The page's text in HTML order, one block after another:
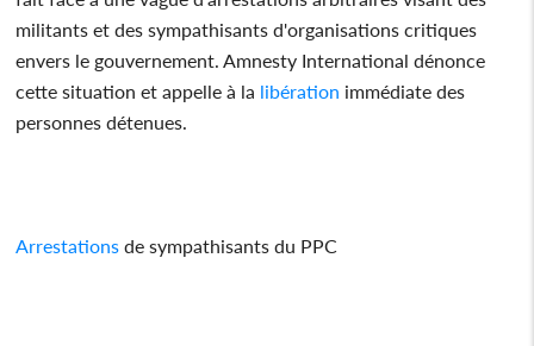
militants et des sympathisants d'organisations critiques
envers le gouvernement. Amnesty International dénonce
cette situation et appelle à la libération immédiate des
personnes détenues.
Arrestations de sympathisants du PPC